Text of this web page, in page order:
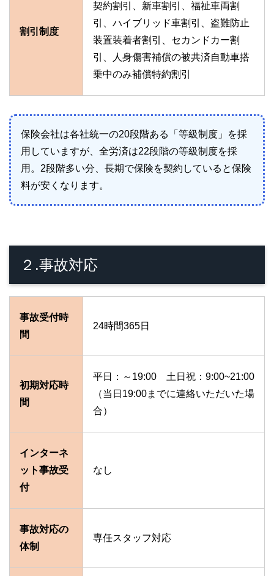
割引制度
契約割引、新車割引、福祉車両割
引、ハイブリッド車割引、盗難防止
装置装着者割引、セカンドカー割
引、人身傷害補償の被共済自動車搭
乗中のみ補償特約割引
保険会社は各社統一の20段階ある「等級制度」を採
用していますが、全労済は22段階の等級制度を採
用。2段階多い分、長期で保険を契約していると保険
料が安くなります。
２.事故対応
事故受付時
間
24時間365日
初期対応時
間
平日：～19:00 土日祝：9:00~21:00
（当日19:00までに連絡いただいた場
合）
インターネ
ット事故受
付
なし
事故対応の
体制
専任スタッフ対応